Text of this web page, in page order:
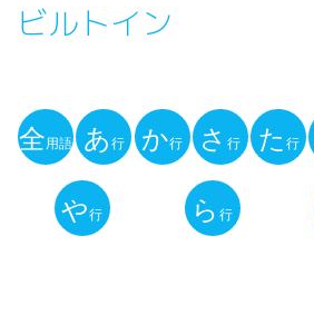
ビルトイン
用
全用語 あ行 か行 さ行 た 行
や行 ら 行